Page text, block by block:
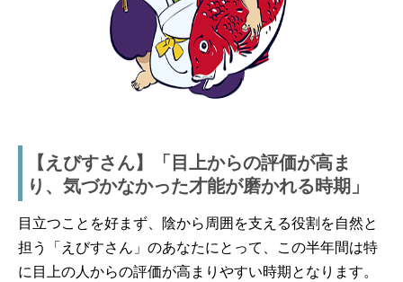
【えびすさん】「目上からの評価が高ま
り、気づかなかった才能が磨かれる時期」
目立つことを好まず、陰から周囲を支える役割を自然と
担う「えびすさん」のあなたにとって、この半年間は特
に目上の人からの評価が高まりやすい時期となります。